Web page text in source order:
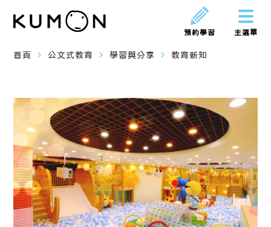
主選單
預約學習
首頁 navigate_next 公文式教育 navigate_next 學習與分享 navigate_next 教育新知